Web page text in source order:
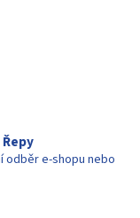
odběr e-shopu nebo